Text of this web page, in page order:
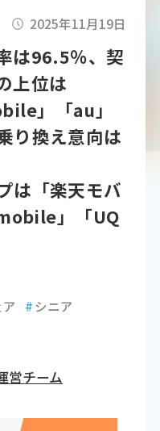
2025年11月19日
は96.5％、契
上位は
」「au」
り換え意向は
は「楽天モバ
」「UQ
#シニア
営チーム